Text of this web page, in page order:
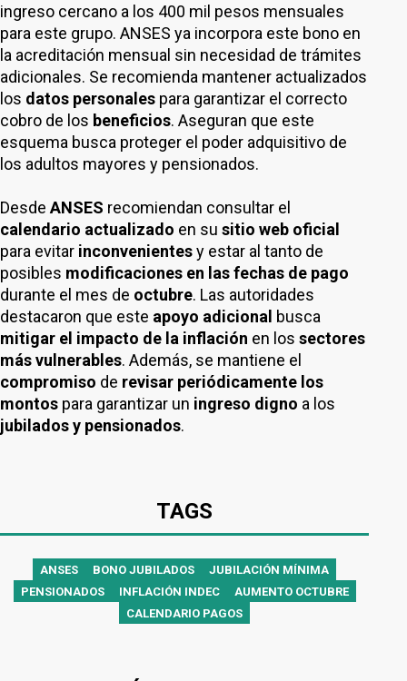
ingreso cercano a los 400 mil pesos mensuales
para este grupo. ANSES ya incorpora este bono en
la acreditación mensual sin necesidad de trámites
adicionales. Se recomienda mantener actualizados
los datos personales para garantizar el correcto
cobro de los beneficios. Aseguran que este
esquema busca proteger el poder adquisitivo de
los adultos mayores y pensionados.
Desde ANSES recomiendan consultar el
calendario actualizado en su sitio web oficial
para evitar inconvenientesy estar al tanto de
posibles modificaciones en las fechas de pago
durante el mes de octubre. Las autoridades
destacaron que este apoyo adicional busca
mitigar el impacto de la inflación en los sectores
más vulnerables. Además, se mantiene el
compromiso de revisar periódicamente los
montos para garantizar un ingreso digno a los
jubilados y pensionados.
TAGS
ANSES BONO JUBILADOS
JUBILACIÓN MÍNIMA
PENSIONADOS
INFLACIÓN INDEC
AUMENTO OCTUBRE
CALENDARIO PAGOS